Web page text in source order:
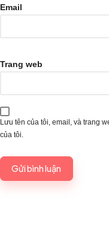
Email
Trang web
Lưu tên của tôi, email, và trang
của tôi.